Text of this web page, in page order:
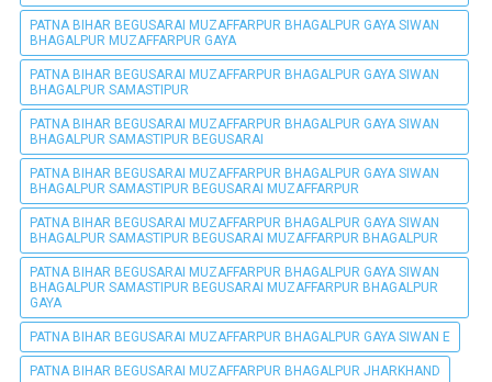
PATNA BIHAR BEGUSARAI MUZAFFARPUR BHAGALPUR GAYA SIWAN
BHAGALPUR MUZAFFARPUR GAYA
PATNA BIHAR BEGUSARAI MUZAFFARPUR BHAGALPUR GAYA SIWAN
BHAGALPUR SAMASTIPUR
PATNA BIHAR BEGUSARAI MUZAFFARPUR BHAGALPUR GAYA SIWAN
BHAGALPUR SAMASTIPUR BEGUSARAI
PATNA BIHAR BEGUSARAI MUZAFFARPUR BHAGALPUR GAYA SIWAN
BHAGALPUR SAMASTIPUR BEGUSARAI MUZAFFARPUR
PATNA BIHAR BEGUSARAI MUZAFFARPUR BHAGALPUR GAYA SIWAN
BHAGALPUR SAMASTIPUR BEGUSARAI MUZAFFARPUR BHAGALPUR
PATNA BIHAR BEGUSARAI MUZAFFARPUR BHAGALPUR GAYA SIWAN
BHAGALPUR SAMASTIPUR BEGUSARAI MUZAFFARPUR BHAGALPUR
GAYA
PATNA BIHAR BEGUSARAI MUZAFFARPUR BHAGALPUR GAYA SIWAN E
PATNA BIHAR BEGUSARAI MUZAFFARPUR BHAGALPUR JHARKHAND